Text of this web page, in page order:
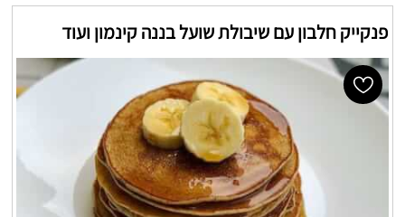
פנקייק חלבון עם שיבולת שועל בננה קינמון ועוד